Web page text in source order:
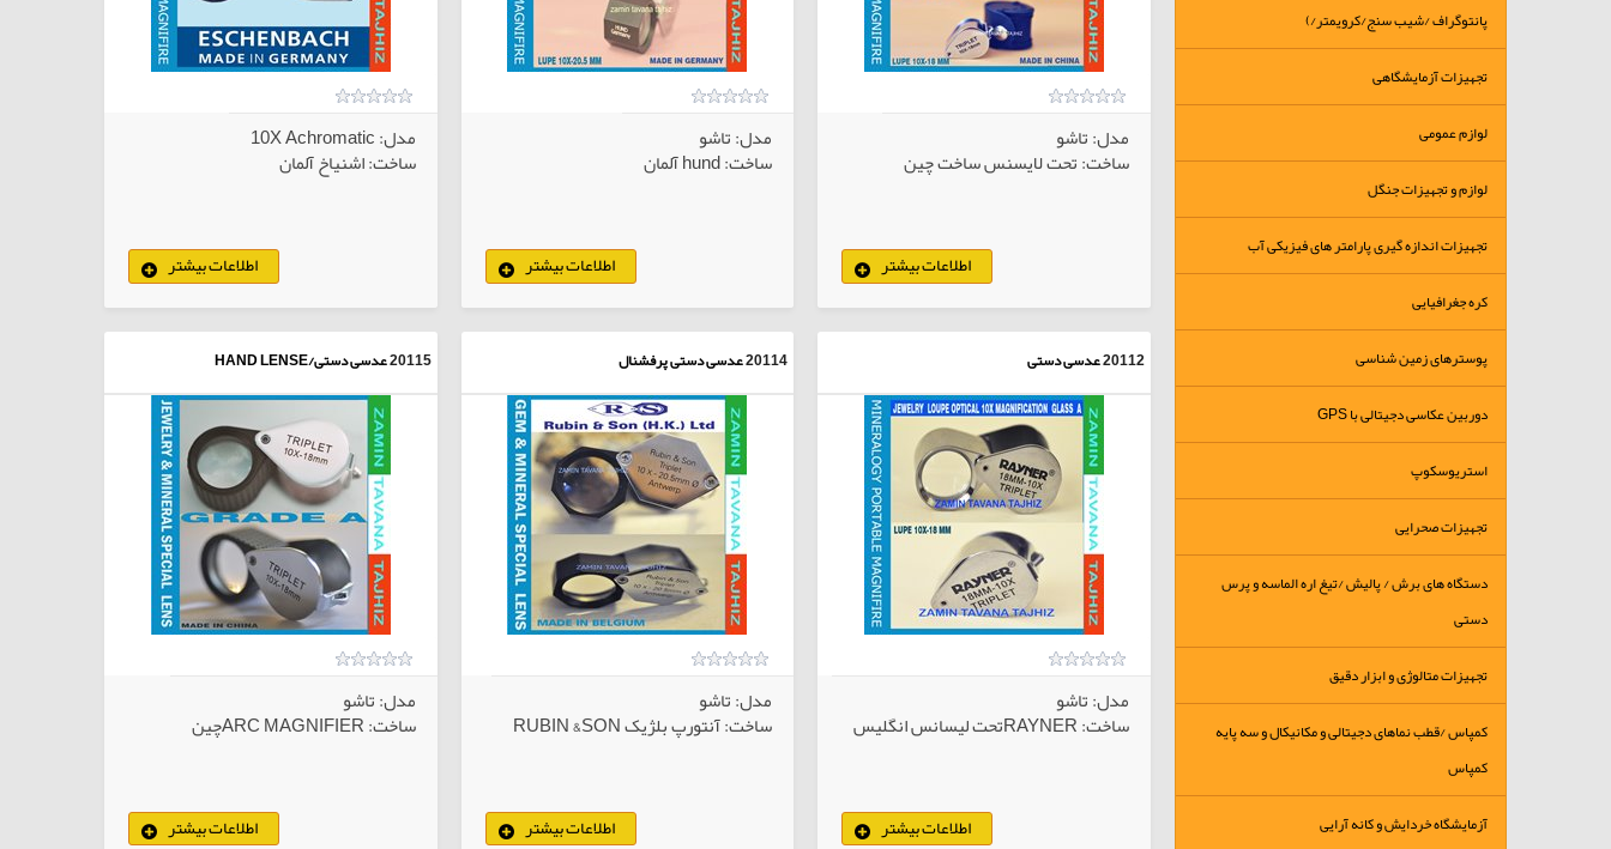
پانتوگراف /شیب سنج/کرویمتر/)
تجهیزات آزمایشگاهی
لوازم عمومی
لوازم و تجهیزات جنگل
تجهیزات اندازه گیری پارامتر های فیزیکی آب
کره جغرافیایی
پوسترهای زمین شناسی
دوربین عکاسی دجیتالی با GPS
استریوسکوپ
تجهیزات صحرایی
دستگاه های برش / پالیش /تیغ اره الماسه و پرس
دستی
تجهیزات متالوژی و ابزار دقیق
کمپاس /قطب نماهای دجیتالی و مکانیکال و سه پایه
کمپاس
آزمایشگاه خردایش و کانه آرایی
مدل: تاشو
ساخت: تحت لایسنس ساخت چین
اطلاعات بیشتر کالاهای انتخابی
مدل: تاشو
ساخت: hund آلمان
اطلاعات بیشتر کالاهای انتخابی
مدل: 10X Achromatic
ساخت: اشنیاخ آلمان
اطلاعات بیشتر کالاهای انتخابی
20112عدسی دستی
مدل: تاشو
ساخت: RAYNERتحت لیسانس انگلیس
اطلاعات بیشتر
20114عدسی دستی پرفشنال
مدل: تاشو
ساخت: آنتورپ بلژیک RUBIN &SON
اطلاعات بیشتر کالاهای انتخابی
20115عدسی دستی/HAND LENSE
مدل: تاشو
ساخت: ARC MAGNIFIERچین
اطلاعات بیشتر کالاهای انتخابی